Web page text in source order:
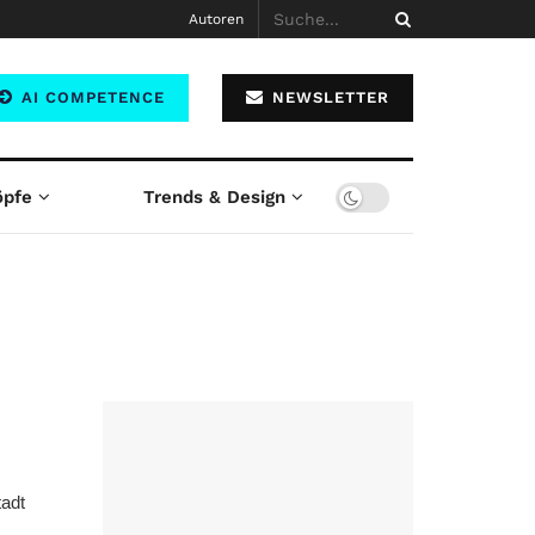
Autoren
AI COMPETENCE NEWSLETTER
Trends & Design